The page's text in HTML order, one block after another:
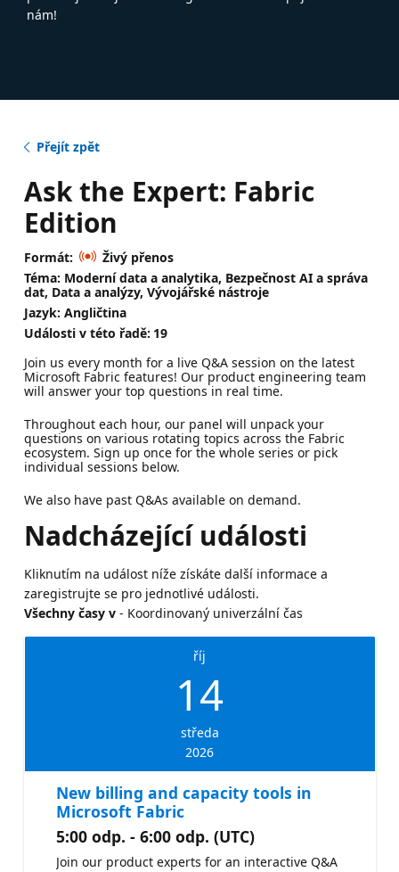
nám!
Přejít zpět
Ask the Expert: Fabric
Edition
Formát:
Živý přenos
Téma: Moderní data a analytika, Bezpečnost AI a správa
dat, Data a analýzy, Vývojářské nástroje
Jazyk: Angličtina
Události v této řadě: 19
Join us every month for a live Q&A session on the latest
Microsoft Fabric features! Our product engineering team
will answer your top questions in real time.
Throughout each hour, our panel will unpack your
questions on various rotating topics across the Fabric
ecosystem. Sign up once for the whole series or pick
individual sessions below.
We also have past Q&As available on demand.
Nadcházející události
Kliknutím na událost níže získáte další informace a
zaregistrujte se pro jednotlivé události.
Všechny časy v - Koordinovaný univerzální čas
říj
14
středa
2026
New billing and capacity tools in
Microsoft Fabric
5:00 odp. - 6:00 odp. (UTC)
Join our product experts for an interactive Q&A